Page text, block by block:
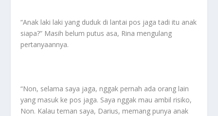
“Anak laki laki yang duduk di lantai pos jaga tadi itu anak
siapa?” Masih belum putus asa, Rina mengulang
pertanyaannya.
“Non, selama saya jaga, nggak pernah ada orang lain
yang masuk ke pos jaga. Saya nggak mau ambil risiko,
Non. Kalau teman saya, Darius, memang punya anak